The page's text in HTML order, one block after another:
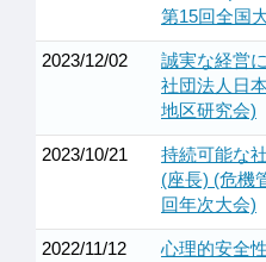
第15回全国
2023/12/02
誠実な経営
社団法人日
地区研究会)
2023/10/21
持続可能な
(座長) (危機
回年次大会)
2022/11/12
心理的安全